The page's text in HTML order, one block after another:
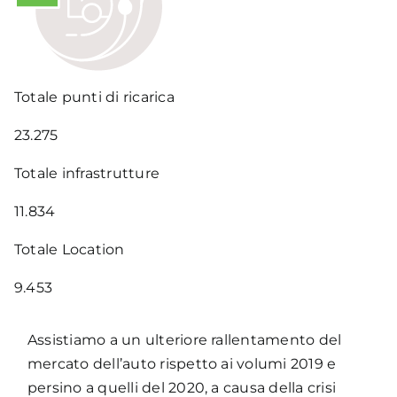
Totale punti di ricarica
23.275
Totale infrastrutture
11.834
Totale Location
9.453
Assistiamo a un ulteriore rallentamento del
mercato dell’auto rispetto ai volumi 2019 e
persino a quelli del 2020, a causa della crisi